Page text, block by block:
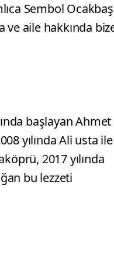
Sembol
aile hakkında
başlayan Ahmet
yılında Ali usta ile
2017 yılında
bu lezzeti